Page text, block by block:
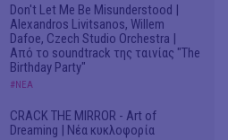
Don't Let Me Be Misunderstood |
Alexandros Livitsanos, Willem
Dafoe, Czech Studio Orchestra |
Από το soundtrack της ταινίας "The
Birthday Party"
#ΝΕΑ
CRACK THE MIRROR - Art of
Dreaming | Νέα κυκλοφορία